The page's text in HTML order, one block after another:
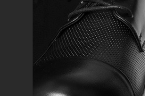
chuẩn lịch lãm, sang trọng, phù
Quý Nguyễn